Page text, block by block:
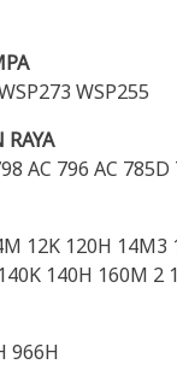
WSP255
AC 796 AC
12K 120H
140H 160M 2
966H